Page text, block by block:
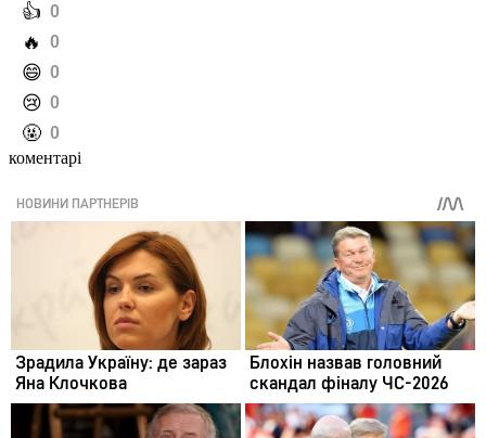
️👍 0
️🔥 0
️😄 0
️😢 0
️🤬 0
коментарі